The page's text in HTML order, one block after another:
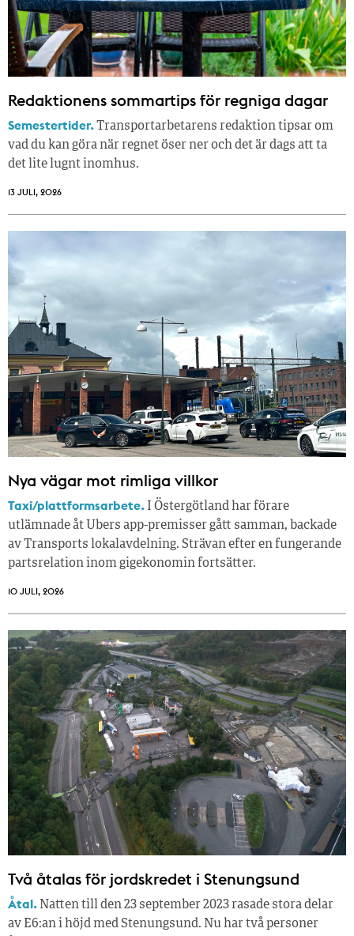
Redaktionens sommar­tips för regniga dagar
Semestertider.Transportarbetarens redaktion tipsar om
vad du kan göra när regnet öser ner och det är dags att ta
det lite lugnt inomhus.
13 JULI, 2026
Nya vägar mot rimliga villkor
Taxi/plattformsarbete. I Östergötland har förare
utlämnade åt Ubers app-premisser gått samman, backade
av Transports lokalavdelning. Strävan efter en fungerande
partsrelation inom gigekonomin fortsätter.
10 JULI, 2026
Två åtalas för jordskredet i Stenungsund
Åtal. Natten till den 23 september 2023 rasade stora delar
av E6:an i höjd med Stenungsund. Nu har två personer